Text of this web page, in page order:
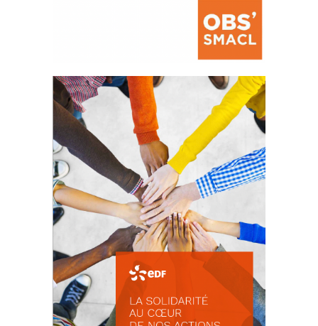
La prévention des conflits
d’intérêts
18 septembre 2023
FEUILLETER